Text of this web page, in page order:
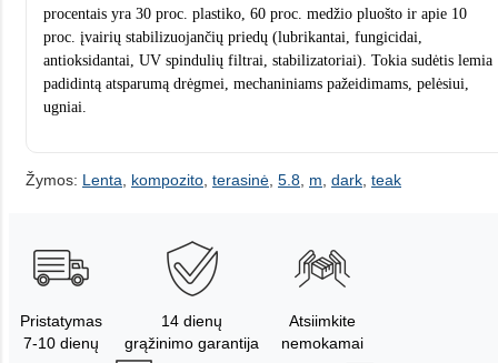
procentais yra 30 proc. plastiko, 60 proc. medžio pluošto ir apie 10
proc. įvairių stabilizuojančių priedų (lubrikantai, fungicidai,
antioksidantai, UV spindulių filtrai, stabilizatoriai). Tokia sudėtis lemia
padidintą atsparumą drėgmei, mechaniniams pažeidimams, pelėsiui,
ugniai.
Žymos: Lenta kompozito terasinė 5.8 m dark teak
Pristatymas
7-10 dienų
14 dienų
grąžinimo garantija
Atsiimkite
nemokamai